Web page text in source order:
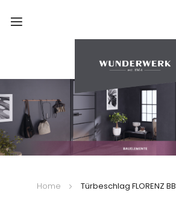
Home Türbeschlag FLORENZ